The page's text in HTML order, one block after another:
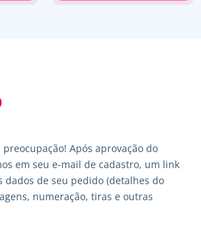
preocupação! Após aprovação do
em seu e-mail de cadastro, um link
dados de seu pedido (detalhes do
numeração, tiras e outras